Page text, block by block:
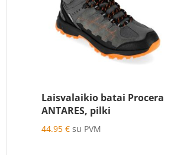
Laisvalaikio batai Procera
ANTARES, pilki
44.95 € su PVM